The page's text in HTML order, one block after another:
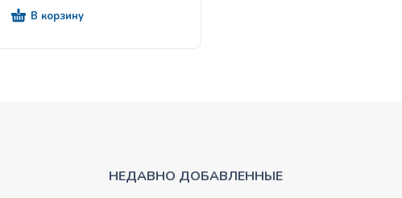
В корзину
НЕДАВНО ДОБАВЛЕННЫЕ